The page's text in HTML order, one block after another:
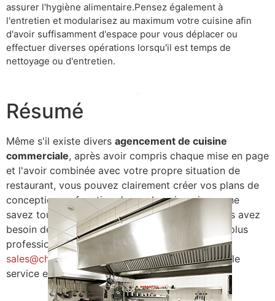
assurer l'hygiène alimentaire.Pensez également à
l'entretien et modularisez au maximum votre cuisine afin
d'avoir suffisamment d'espace pour vous déplacer ou
effectuer diverses opérations lorsqu'il est temps de
nettoyage ou d'entretien.
Résumé
Même s'il existe divers agencement de cuisine
commerciale, après avoir compris chaque mise en page
et l'avoir combinée avec votre propre situation de
restaurant, vous pouvez clairement créer vos plans de
conception en fonction de vos besoins, si vous ne
savez toujours pas par où commencer ou si vous avez
besoin de l'aide de concepteurs et d'ingénieurs plus
professionnels, veuillez contacter
sales@chefmaxequipment.com, nous soutenons le
service en ligne 7*24 heures!